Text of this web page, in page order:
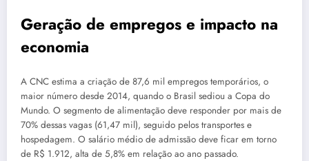
Geração de empregos e impacto na
economia
A CNC estima a criação de 87,6 mil empregos temporários, o
maior número desde 2014, quando o Brasil sediou a Copa do
Mundo. O segmento de alimentação deve responder por mais de
70% dessas vagas (61,47 mil), seguido pelos transportes e
hospedagem. O salário médio de admissão deve ficar em torno
de R$ 1.912, alta de 5,8% em relação ao ano passado.